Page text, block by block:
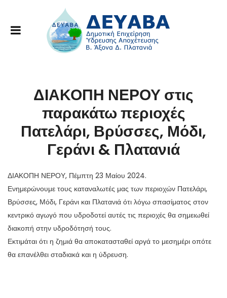
ΔΙΑΚΟΠΗ ΝΕΡΟΥ στις
παρακάτω περιοχές
Πατελάρι, Βρύσσες, Μόδι,
Γεράνι & Πλατανιά
ΔΙΑΚΟΠΗ ΝΕΡΟΥ, Πέμπτη 23 Μαίου 2024.
Ενημερώνουμε τους καταναλωτές μας των περιοχών Πατελάρι,
Βρύσσες, Μόδι, Γεράνι και Πλατανιά ότι λόγω σπασίματος στον
κεντρικό αγωγό που υδροδοτεί αυτές τις περιοχές θα σημειωθεί
διακοπή στην υδροδότησή τους.
Εκτιμάται ότι η ζημιά θα αποκατασταθεί αργά το μεσημέρι οπότε
θα επανέλθει σταδιακά και η ύδρευση.